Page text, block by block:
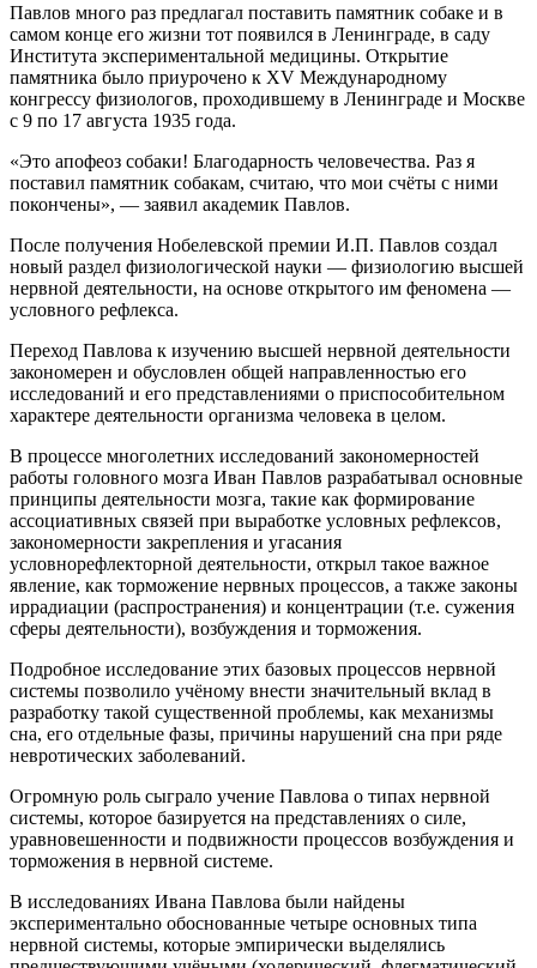
Павлов много раз предлагал поставить памятник собаке и в
самом конце его жизни тот появился в Ленинграде, в саду
Института экспериментальной медицины. Открытие
памятника было приурочено к XV Международному
конгрессу физиологов, проходившему в Ленинграде и Москве
с 9 по 17 августа 1935 года.
«Это апофеоз собаки! Благодарность человечества. Раз я
поставил памятник собакам, считаю, что мои счёты с ними
покончены», — заявил академик Павлов.
После получения Нобелевской премии И.П. Павлов создал
новый раздел физиологической науки — физиологию высшей
нервной деятельности, на основе открытого им феномена —
условного рефлекса.
Переход Павлова к изучению высшей нервной деятельности
закономерен и обусловлен общей направленностью его
исследований и его представлениями о приспособительном
характере деятельности организма человека в целом.
В процессе многолетних исследований закономерностей
работы головного мозга Иван Павлов разрабатывал основные
принципы деятельности мозга, такие как формирование
ассоциативных связей при выработке условных рефлексов,
закономерности закрепления и угасания
условнорефлекторной деятельности, открыл такое важное
явление, как торможение нервных процессов, а также законы
иррадиации (распространения) и концентрации (т.е. сужения
сферы деятельности), возбуждения и торможения.
Подробное исследование этих базовых процессов нервной
системы позволило учёному внести значительный вклад в
разработку такой существенной проблемы, как механизмы
сна, его отдельные фазы, причины нарушений сна при ряде
невротических заболеваний.
Огромную роль сыграло учение Павлова о типах нервной
системы, которое базируется на представлениях о силе,
уравновешенности и подвижности процессов возбуждения и
торможения в нервной системе.
В исследованиях Ивана Павлова были найдены
экспериментально обоснованные четыре основных типа
нервной системы, которые эмпирически выделялись